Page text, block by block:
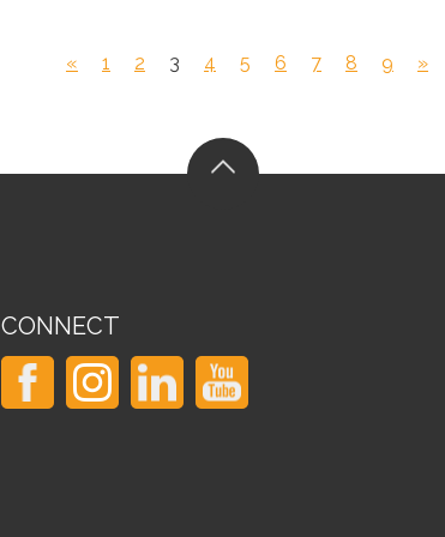
« 1 2 3 4 5 6 7 8 9 »
CONNECT